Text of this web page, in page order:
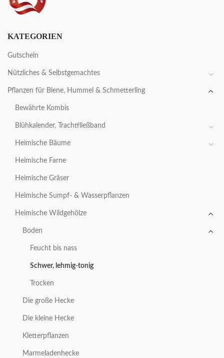
KATEGORIEN
Gutschein
Nützliches & Selbstgemachtes
Pflanzen für Biene, Hummel & Schmetterling
Bewährte Kombis
Blühkalender, Trachtfließband
Heimische Bäume
Heimische Farne
Heimische Gräser
Heimische Sumpf- & Wasserpflanzen
Heimische Wildgehölze
Boden
Feucht bis nass
Schwer, lehmig-tonig
Trocken
Die große Hecke
Die kleine Hecke
Kletterpflanzen
Marmeladenhecke